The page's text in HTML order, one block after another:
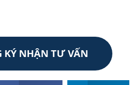
KÝ NHẬN TƯ VẤN